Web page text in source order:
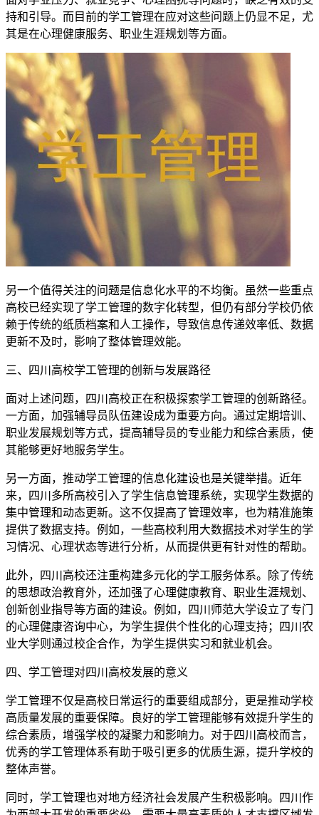
持和引导。而目前的学工管理在应对这些问题上仍显不足，尤
其是在心理健康服务、职业生涯规划等方面。
另一个值得关注的问题是信息化水平的不均衡。虽然一些重点
高校已经实现了学工管理的数字化转型，但仍有部分学校仍依
赖于传统的纸质档案和人工操作，导致信息传递效率低、数据
更新不及时，影响了整体管理效能。
三、四川高校学工管理的创新与发展路径
面对上述问题，四川高校正在积极探索学工管理的创新路径。
一方面，加强辅导员队伍建设成为重要方向。通过定期培训、
职业发展规划等方式，提高辅导员的专业能力和综合素质，使
其能够更好地服务学生。
另一方面，推动学工管理的信息化建设也是关键举措。近年
来，四川多所高校引入了学生信息管理系统，实现学生数据的
集中管理和动态更新。这不仅提高了管理效率，也为精准施策
提供了数据支持。例如，一些高校利用大数据技术对学生的学
习情况、心理状态等进行分析，从而提供更有针对性的帮助。
此外，四川高校还注重构建多元化的学工服务体系。除了传统
的思想政治教育外，还加强了心理健康教育、职业生涯规划、
创新创业指导等方面的建设。例如，四川师范大学设立了专门
的心理健康咨询中心，为学生提供个性化的心理支持；四川农
业大学则通过校企合作，为学生提供实习和就业机会。
四、学工管理对四川高校发展的意义
学工管理不仅是高校日常运行的重要组成部分，更是推动学校
高质量发展的重要保障。良好的学工管理能够有效提升学生的
综合素质，增强学校的凝聚力和影响力。对于四川高校而言，
优秀的学工管理体系有助于吸引更多的优质生源，提升学校的
整体声誉。
同时，学工管理也对地方经济社会发展产生积极影响。四川作